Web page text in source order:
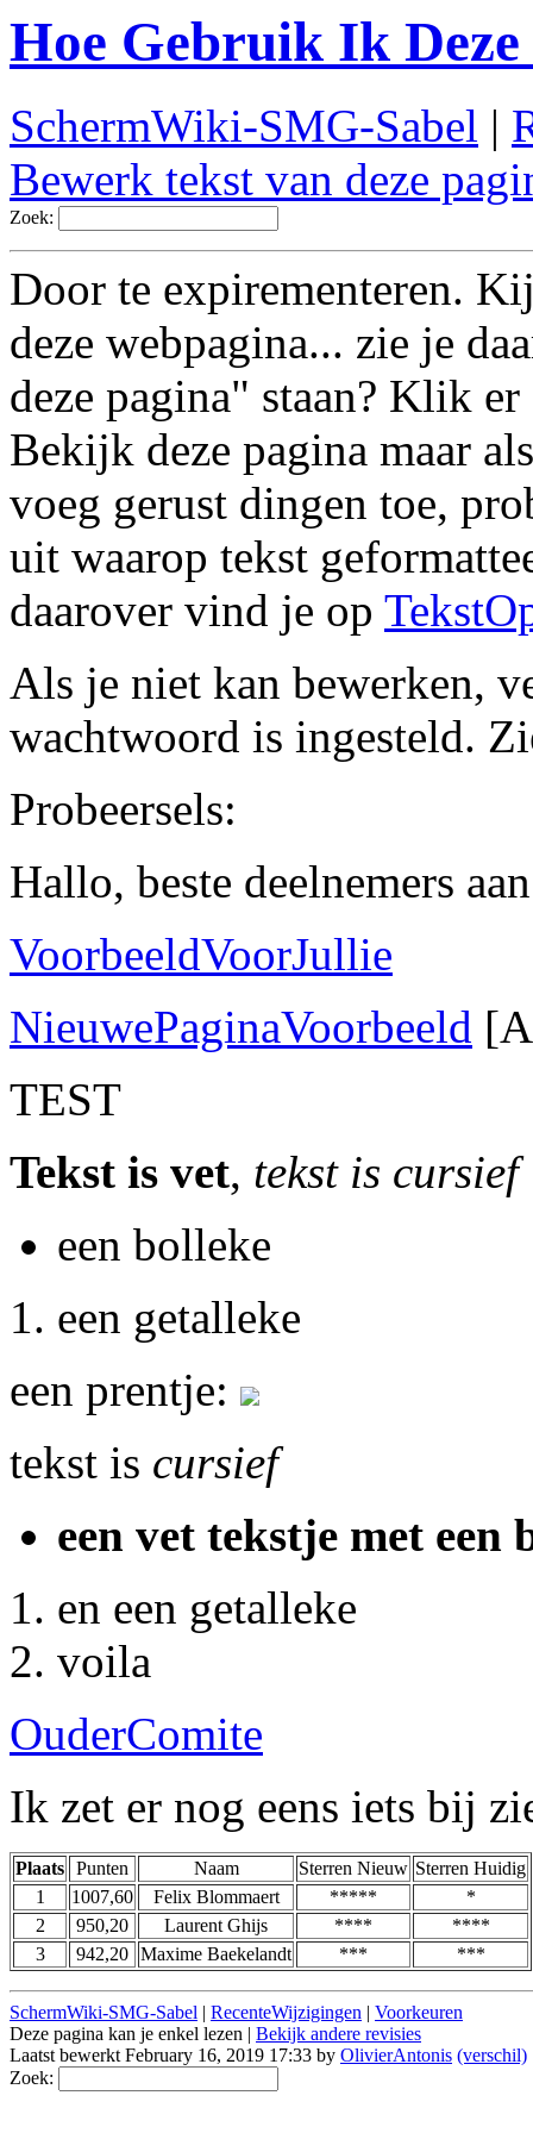
Hoe Gebruik Ik
SchermWiki-SMG-Sabel |
Bewerk tekst van deze
Zoek:
Door te expirementeren.
deze webpagina... zie je
deze pagina" staan? Klik
Bekijk deze pagina maar
voeg gerust dingen toe,
uit waarop tekst
daarover vind je op
Als je niet kan bewerken,
wachtwoord is ingesteld.
Probeersels:
Hallo, beste deelnemers
VoorbeeldVoorJullie
NieuwePaginaVoorbeeld
TEST
Tekst is vet, tekst is cursief
een bolleke
een getalleke
een prentje:
tekst is cursief
een vet tekstje met een
en een getalleke
voila
OuderComite
Ik zet er nog eens iets bij
Plaats Punten Naam Sterren Nieuw Sterren Huidig
1
1007,60 Felix Blommaert *****
*
2
950,20 Laurent Ghijs ****
****
3
942,20 Maxime Baekelandt *** ***
SchermWiki-SMG-Sabel | RecenteWijzigingen | Voorkeuren
Deze pagina kan je enkel lezen | Bekijk andere revisies
Laatst bewerkt February 16, 2019 17:33 by OlivierAntonis (verschil)
Zoek: